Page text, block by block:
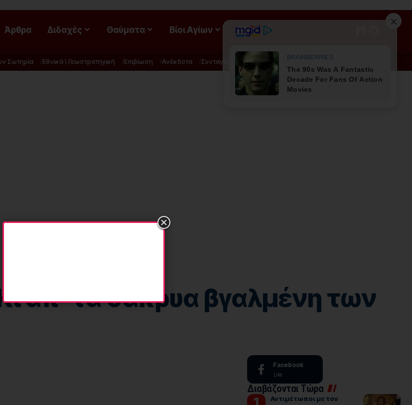
Άρθρα Διδαχές Θαύματα Βίοι Αγίων ΡΟΗ
Σωτηρία Εθνικά \ Γεωστρατηγική Επιβίωση Ανέκδοτα Συνταγές Διατροφή - Φυσική Ιατρική
απ’ τα δάκρυα βγαλμένη των
Facebook
Like
Διαβάζονται Τώρα
Αντιμέτωποι με τον